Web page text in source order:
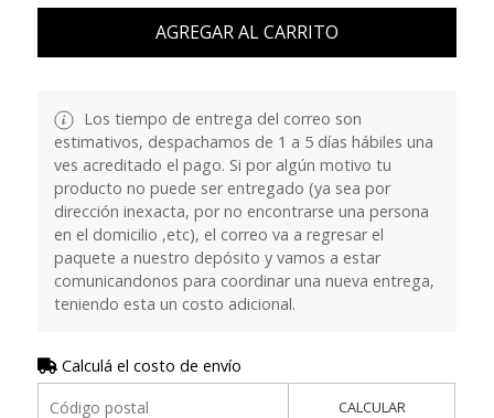
AGREGAR AL CARRITO
Los tiempo de entrega del correo son
estimativos, despachamos de 1 a 5 días hábiles una
ves acreditado el pago. Si por algún motivo tu
producto no puede ser entregado (ya sea por
dirección inexacta, por no encontrarse una persona
en el domicilio ,etc), el correo va a regresar el
paquete a nuestro depósito y vamos a estar
comunicandonos para coordinar una nueva entrega,
teniendo esta un costo adicional.
Calculá el costo de envío
CALCULAR